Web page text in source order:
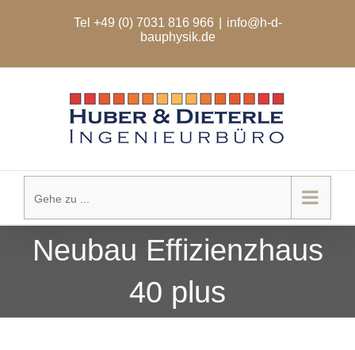
Tel +49 (0) 7031 816 966
info@h-d-
bauphysik.de
Gehe zu ...
Neubau Effizienzhaus
40 plus